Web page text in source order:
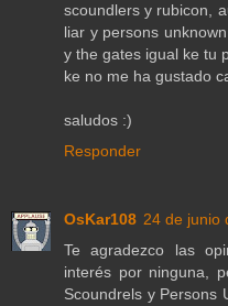
scoundlers y rubicon,
liar y persons
y the gates igual ke tu
ke no me ha gustado
saludos :)
Responder
OsKar108 24 de junio
Te agradezco las
interés por ninguna,
Scoundrels y Persons